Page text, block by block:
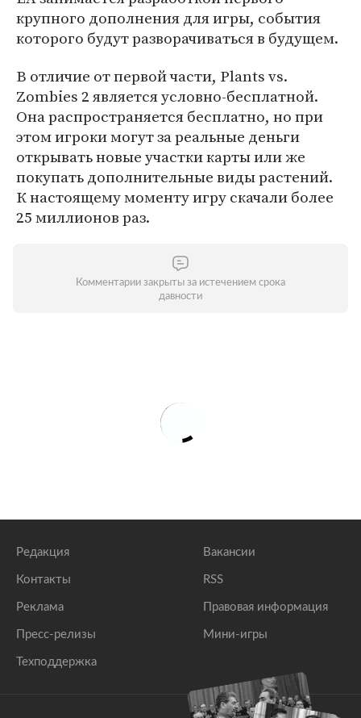
крупного дополнения для игры, события
которого будут разворачиваться в будущем.
В отличие от первой части, Plants vs.
Zombies 2 является условно-бесплатной.
Она распространяется бесплатно, но при
этом игроки могут за реальные деньги
открывать новые участки карты или же
покупать дополнительные виды растений.
К настоящему моменту игру скачали более
25 миллионов раз.
Комментарии закрыты за истечением срока
давности
Редакция
Контакты
Реклама
Пресс-релизы
Техподдержка
Вакансии
RSS
Правовая информация
Мини-игры